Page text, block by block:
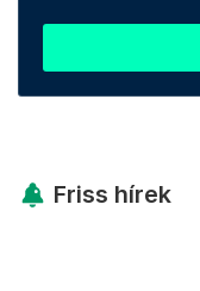
Friss hírek